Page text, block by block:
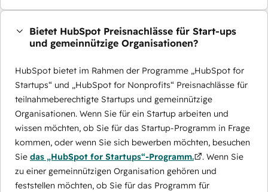
Bietet HubSpot Preisnachlässe für Start-ups
und gemeinnützige Organisationen?
HubSpot bietet im Rahmen der Programme „HubSpot for
Startups“ und „HubSpot for Nonprofits“ Preisnachlässe für
teilnahmeberechtigte Startups und gemeinnützige
Organisationen. Wenn Sie für ein Startup arbeiten und
wissen möchten, ob Sie für das Startup-Programm in Frage
kommen, oder wenn Sie sich bewerben möchten, besuchen
Sie das „HubSpot for Startups“-Programm.
. Wenn Sie
zu einer gemeinnützigen Organisation gehören und
feststellen möchten, ob Sie für das Programm für